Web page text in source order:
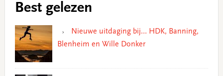
Best gelezen
Nieuwe uitdaging bij… HDK, Banning,
Blenheim en Wille Donker